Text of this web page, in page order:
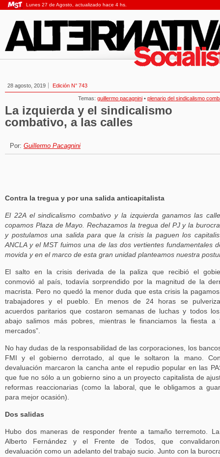
Lunes 27 de Agosto, actualizado hace 4 hs.
28 agosto, 2019 Edición N° 743
Temas: guillermo pacagnini • plenario del sindicalismo
La izquierda y el sindicalismo
combativo, a las calles
Por: Guillermo Pacagnini
Contra la tregua y por una salida anticapitalista
El 22A el sindicalismo combativo y la izquierda ganamos las
copamos Plaza de Mayo. Rechazamos la tregua del PJ y la
y postulamos una salida para que la crisis la paguen los
ANCLA y el MST fuimos una de las dos vertientes fundamentales
movida y en el marco de esta gran unidad planteamos nuestra
El salto en la crisis derivada de la paliza que recibió el
conmovió al país, todavía sorprendido por la magnitud de la
macrista. Pero no quedó la menor duda que esta crisis la
trabajadores y el pueblo. En menos de 24 horas se
acuerdos paritarios que costaron semanas de luchas y todos
abajo salimos más pobres, mientras le financiamos la fiesta a
mercados”.
No hay dudas de la responsabilidad de las corporaciones, los
FMI y el gobierno derrotado, al que le soltaron la mano.
devaluación marcaron la cancha ante el repudio popular en las
que fue no sólo a un gobierno sino a un proyecto capitalista de
reformas reaccionarias (como la laboral, que le obligamos a
para mejor ocasión).
Dos salidas
Hubo dos maneras de responder frente a tamaño terremoto.
Alberto Fernández y el Frente de Todos, que
devaluación como un adelanto del trabajo sucio. Junto con la